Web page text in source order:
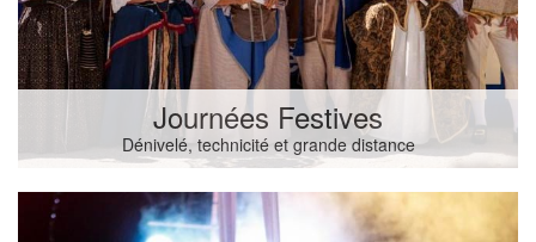
Journées Festives
Dénivelé, technicité et grande distance